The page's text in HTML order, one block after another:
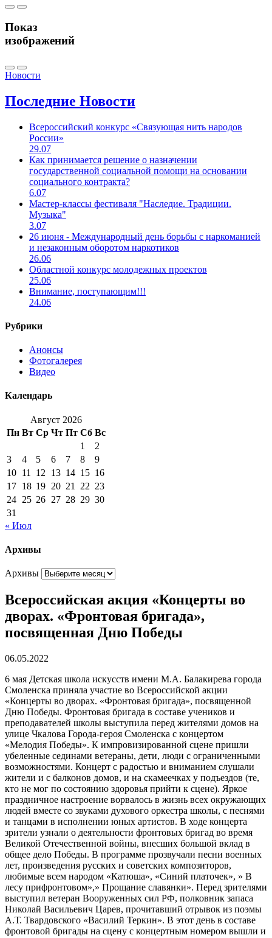
Показ
изображений
Новости
Последние Новости
Всероссийский конкурс «Связующая нить народов
России»
29.07
Как принимается решение о назначении
государственной социальной помощи на основании
социального контракта?
6.07
Мастер-классы фестиваля "Наследие. Традиции.
Музыка"
3.07
26 июня - Международный день борьбы с наркоманией
и незаконным оборотом наркотиков
26.06
Областной конкурс молодежных проектов
25.06
Внимание, поступающим!!!
24.06
Рубрики
Анонсы
Фотогалерея
Видео
Календарь
Август 2026
Пн Вт Ср Чт Пт Сб Вс
1
2
3
4 5 6 7 8
9
10 11 12 13 14 15 16
17 18 19 20 21 22 23
24 25 26 27 28 29 30
31
« Июл
Архивы
Архивы
Всероссийская акция «Концерты во
дворах. «Фронтовая бригада»,
посвященная Дню Победы
06.05.2022
6 мая Детская школа искусств имени М.А. Балакирева города
Смоленска приняла участие во Всероссийской акции
«Концерты во дворах. «Фронтовая бригада», посвященной
Дню Победы. Фронтовая бригада в составе учеников и
преподавателей школы выступила перед жителями домов на
улице Чкалова Города-героя Смоленска с концертом
«Мелодия Победы». К импровизированной сцене пришли
убеленные сединами ветераны, дети, люди с ограниченными
возможностями. Концерт с радостью и вниманием слушали
жители и с балконов домов, и на скамеечках у подъездов (те,
кто не мог по состоянию здоровья прийти к сцене). Яркое
праздничное настроение ворвалось в жизнь всех окружающих
людей вместе со звуками духового оркестра школы, с песнями
и танцами в исполнении юных артистов. В ходе концерта
зрители узнали о деятельности фронтовых бригад во время
Великой Отечественной войны, внесших большой вклад в
общее дело Победы. В программе прозвучали песни военных
лет, произведения русских и советских композиторов,
любимые всем народом «Катюша», «Синий платочек», » В
лесу прифронтовом»,» Прощание славянки». Перед зрителями
выступил ветеран Вооруженных сил РФ, полковник запаса
Николай Васильевич Царев, прочитавший отрывок из поэмы
А.Т. Твардовского «Василий Теркин». В этот день в составе
фронтовой бригады на сцену с концертным номером вышли и